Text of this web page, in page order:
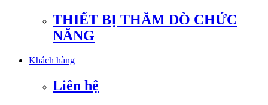
THIẾT BỊ THĂM DÒ CHỨC
NĂNG
Khách hàng
Liên hệ